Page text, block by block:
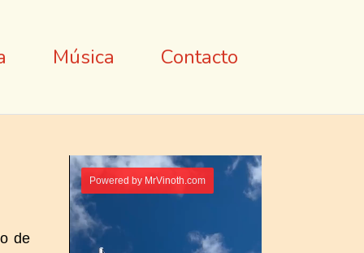
Música Contacto
de